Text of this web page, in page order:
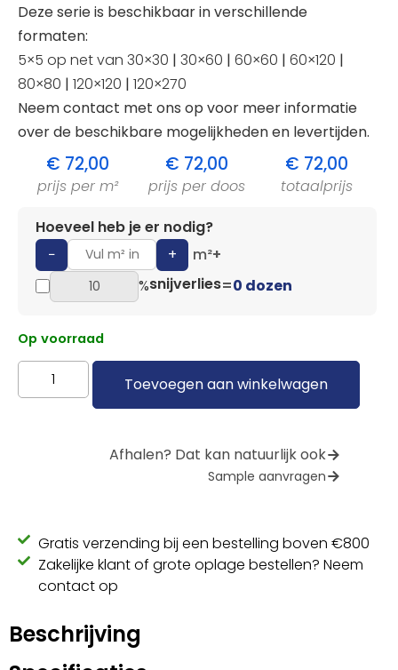
Deze serie is beschikbaar in verschillende
formaten:
5×5 op net van 30×30 | 30×60 | 60×60 | 60×120 |
80×80 | 120×120 | 120×270
Neem contact met ons op voor meer informatie
over de beschikbare mogelijkheden en levertijden.
€ 72,00
prijs per m²
€ 72,00
prijs per doos
€ 72,00
totaalprijs
Hoeveel heb je er nodig?
−
+ m²+
%snijverlies=0 dozen
Op voorraad
Toevoegen aan winkelwagen
Afhalen? Dat kan natuurlijk ook
Sample aanvragen
Gratis verzending bij een bestelling boven €800
Zakelijke klant of grote oplage bestellen? Neem
contact op
Beschrijving